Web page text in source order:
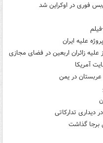
فوری در اوکراین شد
علیه ایران
زائران اربعین در فضای مجازی
آمریکا
عربستان در یمن
دیداری تدارکاتی
برجا گذاشت